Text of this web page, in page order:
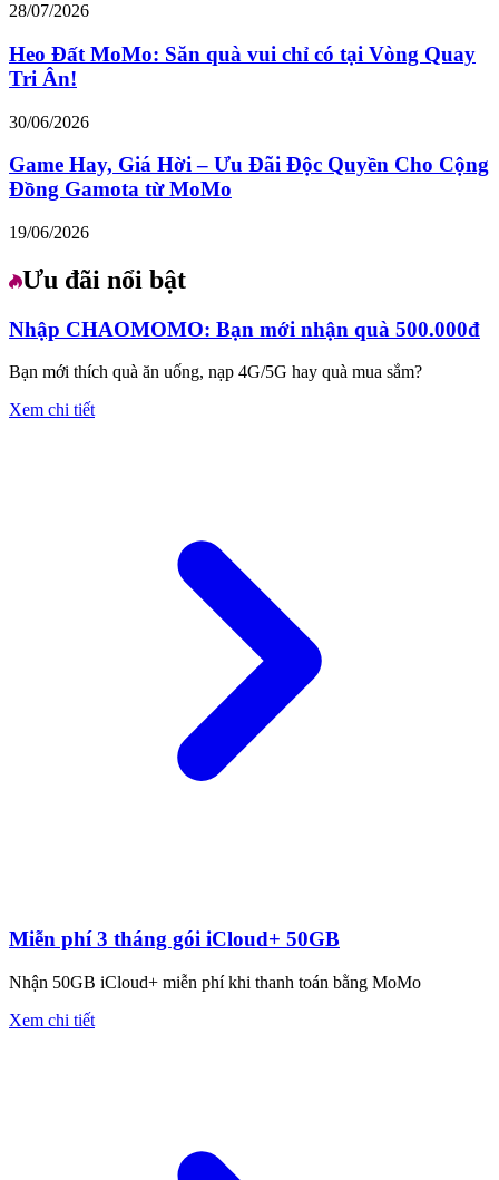
28/07/2026
Heo Đất MoMo: Săn quà vui chỉ có tại Vòng Quay
Tri Ân!
30/06/2026
Game Hay, Giá Hời – Ưu Đãi Độc Quyền Cho Cộng
Đồng Gamota từ MoMo
19/06/2026
Ưu đãi nổi bật
Nhập CHAOMOMO: Bạn mới nhận quà 500.000đ
Bạn mới thích quà ăn uống, nạp 4G/5G hay quà mua sắm?
Xem chi tiết
Miễn phí 3 tháng gói iCloud+ 50GB
Nhận 50GB iCloud+ miễn phí khi thanh toán bằng MoMo
Xem chi tiết